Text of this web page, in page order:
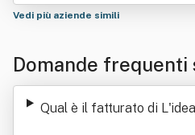
Vedi più aziende simili
Domande
Qual è il fatturato di